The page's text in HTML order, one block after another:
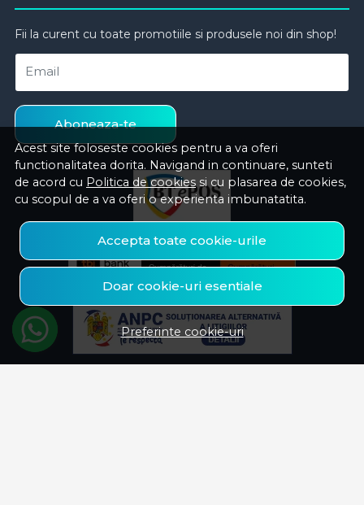
Acest site foloseste cookies pentru a va oferi
functionalitatea dorita. Navigand in continuare, sunteti
de acord cu Politica de cookies si cu plasarea de cookies,
cu scopul de a va oferi o experienta imbunatatita.
Accepta toate cookie-urile
Doar cookie-uri esentiale
Preferinte cookie-uri
Fii la curent cu toate promotiile si produsele noi din shop!
Email
Aboneaza-te